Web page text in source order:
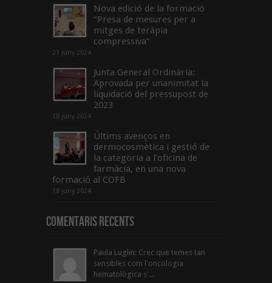
Nova edició de la formació
“Presa de mesures per a
mitges de teràpia
compressiva”
21 juny 2024
Junta General Ordinària:
Aprovada per unanimitat la
liquidació del pressupost de
2023
18 juny 2024
Últims avenços en
dermocosmètica i gestió de
la categoria a l’oficina de
farmàcia, en una nova
formació al COFB
18 juny 2024
Comentaris Recents
Paula Luglin: Crec que temes tan
sensibles com l'oncologia
hematològica s'...